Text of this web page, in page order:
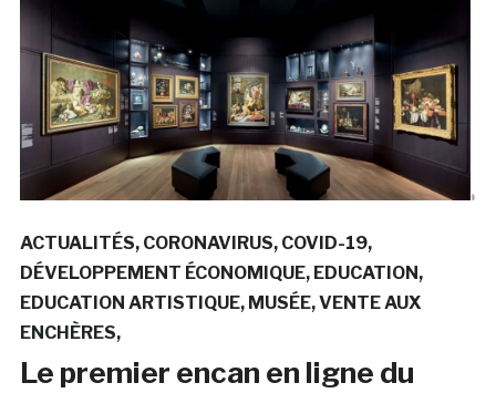
ACTUALITÉS CORONAVIRUS COVID-19
DÉVELOPPEMENT ÉCONOMIQUE EDUCATION
EDUCATION ARTISTIQUE MUSÉE VENTE AUX
ENCHÈRES
Le premier encan en ligne du